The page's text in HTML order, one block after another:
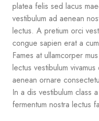
platea felis sed lacus
vestibulum ad aenean
lectus. A pretium orci
congue sapien erat a
Fames at ullamcorper
lectus vestibulum
aenean ornare
In a dis vestibulum class
fermentum nostra lectus